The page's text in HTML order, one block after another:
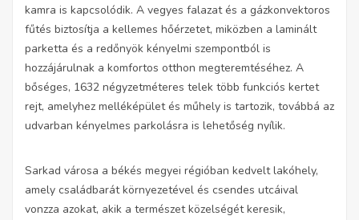
kamra is kapcsolódik. A vegyes falazat és a gázkonvektoros
fűtés biztosítja a kellemes hőérzetet, miközben a laminált
parketta és a redőnyök kényelmi szempontból is
hozzájárulnak a komfortos otthon megteremtéséhez. A
bőséges, 1632 négyzetméteres telek több funkciós kertet
rejt, amelyhez melléképület és műhely is tartozik, továbbá az
udvarban kényelmes parkolásra is lehetőség nyílik.
Sarkad városa a békés megyei régióban kedvelt lakóhely,
amely családbarát környezetével és csendes utcáival
vonzza azokat, akik a természet közelségét keresik,